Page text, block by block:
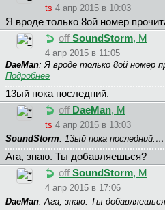
ts 4 апр 2015 в 10:03
Я вроде только 8ой номер
off SoundStorm, М
4 апр 2015 в 11:05
DaeMan: Я вроде только 8ой номер
Подробнее
13ый пока последний.
off DaeMan, М
ts 4 апр 2015 в 13:03
SoundStorm: 13ый пока последний.…
Ага, знаю. Ты добавляешься?
off SoundStorm, М
4 апр 2015 в 17:06
DaeMan: Ага, знаю. Ты